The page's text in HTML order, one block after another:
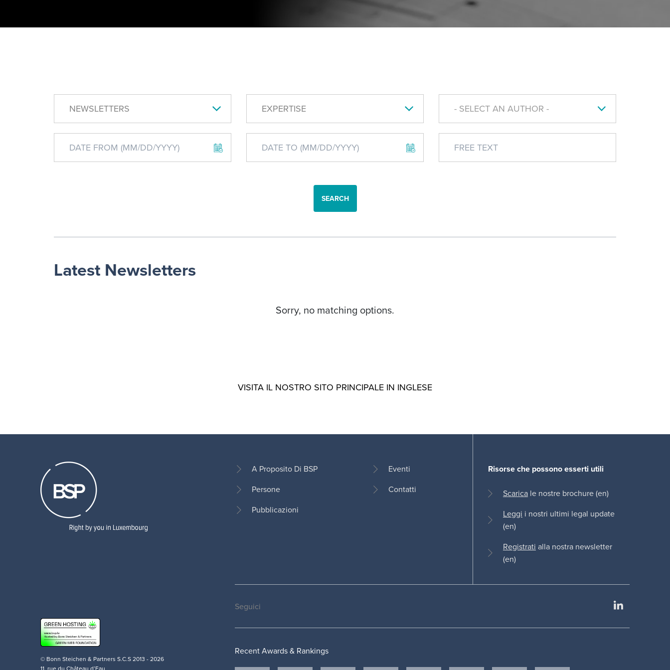
NEWSLETTERS EXPERTISE - SELECT AN AUTHOR -
SEARCH
Latest Newsletters
Sorry, no matching options.
VISITA IL NOSTRO SITO PRINCIPALE IN INGLESE
Footer
A Proposito Di BSP
Persone
Pubblicazioni
Eventi
Contatti
Risorse che possono esserti utili
Scarica le nostre brochure (en)
Leggi i nostri ultimi legal update
(en)
Registrati alla nostra newsletter
(en)
© Bonn Steichen & Partners S.C.S 2013 - 2026
Social
medias
Seguici
Recent Awards & Rankings